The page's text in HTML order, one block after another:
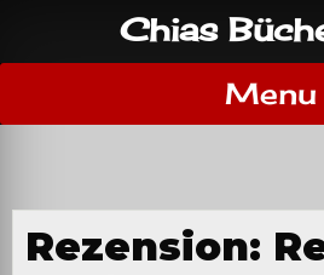
content
Chias
Menu
Rezension: